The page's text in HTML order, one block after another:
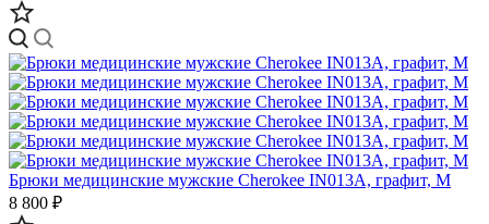
Брюки медицинские мужские Cherokee IN013A, графит, M
8 800 ₽